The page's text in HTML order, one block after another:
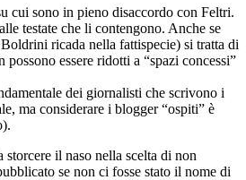
cui sono in pieno disaccordo con Feltri.
testate che li contengono. Anche se
ricada nella fattispecie) si tratta di
essere ridotti a “spazi concessi”
dei giornalisti che scrivono i
ma considerare i blogger “ospiti” è
storcere il naso nella scelta di non
se non ci fosse stato il nome di